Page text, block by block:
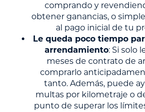
comprando y
obtener ganancias, o
al pago inicial de tu
Le queda poco tiempo
arrendamiento: Si solo
meses de contrato de
comprarlo
tanto. Además, puede
multas por kilometraje o
punto de superar los